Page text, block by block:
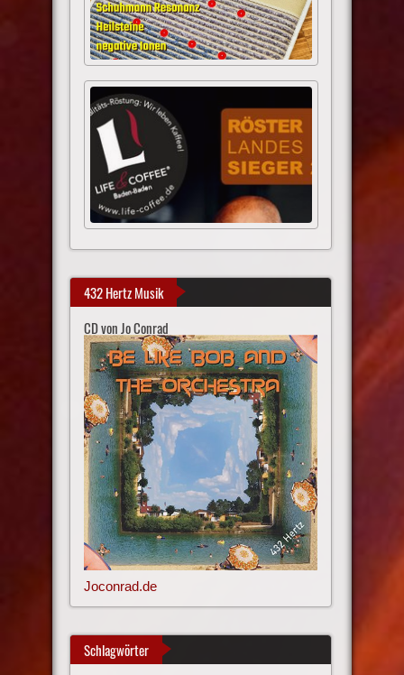
432 Hertz Musik
CD von Jo Conrad
Joconrad.de
Schlagwörter